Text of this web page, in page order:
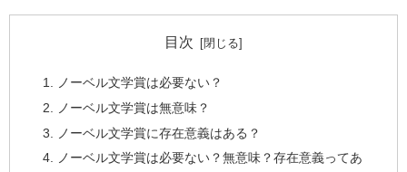
目次
ノーベル文学賞は必要ない？
ノーベル文学賞は無意味？
ノーベル文学賞に存在意義はある？
ノーベル文学賞は必要ない？無意味？存在意義ってあ